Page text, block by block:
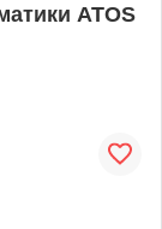
ATOS